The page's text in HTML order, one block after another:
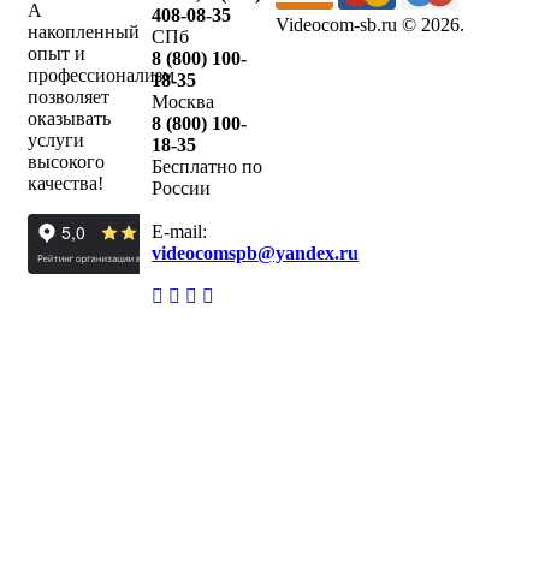
А
накопленный
опыт и
профессионализм
позволяет
оказывать
услуги
высокого
качества!
408-08-35
СПб
8 (800) 100-
18-35
Москва
8 (800) 100-
18-35
Бесплатно по
России
E-mail:
videocomspb@yandex.ru
Videocom-sb.ru © 2026.